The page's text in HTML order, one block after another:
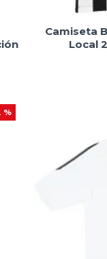
Camiseta
Local
%